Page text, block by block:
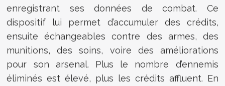
enregistrant ses données de combat. Ce
dispositif lui permet d’accumuler des crédits,
ensuite échangeables contre des armes, des
munitions, des soins, voire des améliorations
pour son arsenal. Plus le nombre d’ennemis
éliminés est élevé, plus les crédits affluent. En